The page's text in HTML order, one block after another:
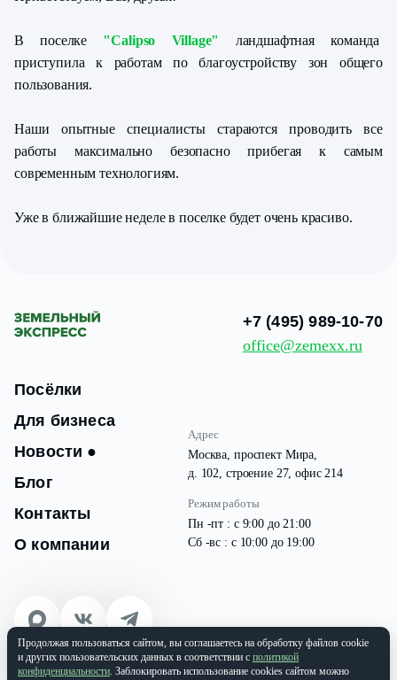
В поселке "Calipso Village"
ландшафтная команда
приступила к работам по благоустройству зон общего
пользования.
Наши опытные специалисты стараются проводить все
работы максимально безопасно прибегая к самым
современным технологиям.
Уже в ближайшие неделе в поселке будет очень красиво.
Посёлки
Для бизнеса
Новости ●
Блог
Контакты
О компании
Адрес
Москва, проспект Мира,
д. 102, строение 27, офис 214
Режим работы
Пн -пт : с 9:00 до 21:00
Сб -вс : с 10:00 до 19:00
+7 (495) 989-10-70
office@zemexx.ru
© 2026 Все права защищены
ООО «ЗЕМЭКС» ИНН: 9701087133 | ОГРН: 1177746937565
Продолжая пользоваться сайтом, вы соглашаетесь на обработку файлов cookie
и других пользовательских данных в соответствии с политикой
конфиденциальности. Заблокировать использование cookies сайтом можно